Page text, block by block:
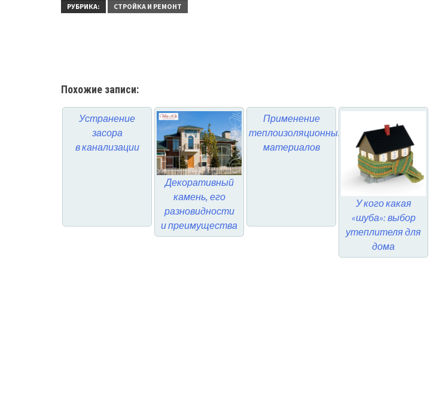
РУБРИКА: СТРОЙКА И РЕМОНТ
Похожие записи:
Устранение
засора
в канализации
Декоративный
камень, его
разновидности
и преимущества
Применение
теплоизоляционных
материалов
У кого какая
«шуба»: выбор
утеплителя для
дома